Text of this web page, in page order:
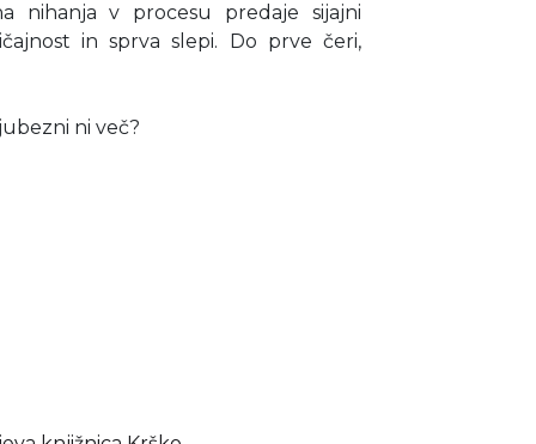
nihanja v procesu predaje sijajni
in sprva slepi. Do prve čeri,
ni več?